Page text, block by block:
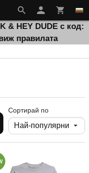
& HEY DUDE с код:
правилата
Сортирай по